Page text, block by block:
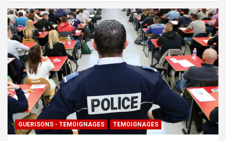
GUERISONS - TEMOIGNAGES TEMOIGNAGES